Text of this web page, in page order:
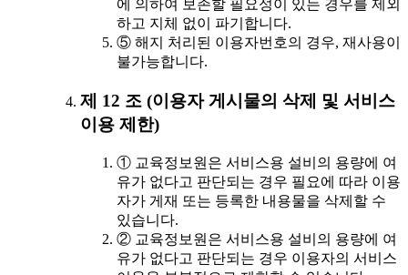
에 의하여 보존할 필요성이 있는 경우를 제외
하고 지체 없이 파기합니다.
⑤ 해지 처리된 이용자번호의 경우, 재사용이
불가능합니다.
제 12 조 (이용자 게시물의 삭제 및 서비스
이용 제한)
① 교육정보원은 서비스용 설비의 용량에 여
유가 없다고 판단되는 경우 필요에 따라 이용
자가 게재 또는 등록한 내용물을 삭제할 수
있습니다.
② 교육정보원은 서비스용 설비의 용량에 여
유가 없다고 판단되는 경우 이용자의 서비스